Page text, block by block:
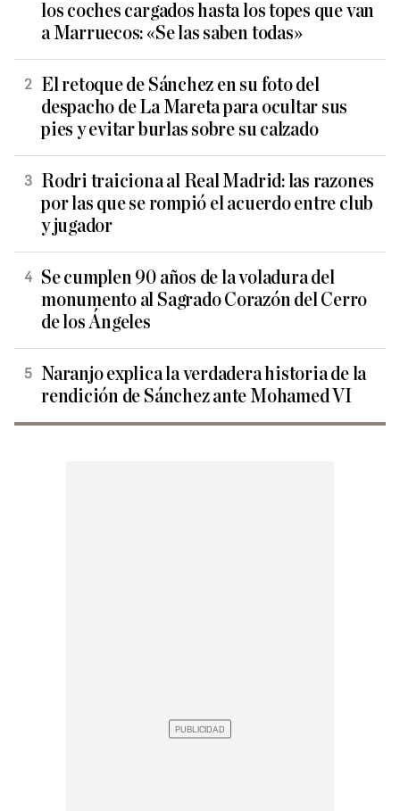
los coches cargados hasta los topes que van
a Marruecos: «Se las saben todas»
El retoque de Sánchez en su foto del
despacho de La Mareta para ocultar sus
pies y evitar burlas sobre su calzado
Rodri traiciona al Real Madrid: las razones
por las que se rompió el acuerdo entre club
y jugador
Se cumplen 90 años de la voladura del
monumento al Sagrado Corazón del Cerro
de los Ángeles
Naranjo explica la verdadera historia de la
rendición de Sánchez ante Mohamed VI